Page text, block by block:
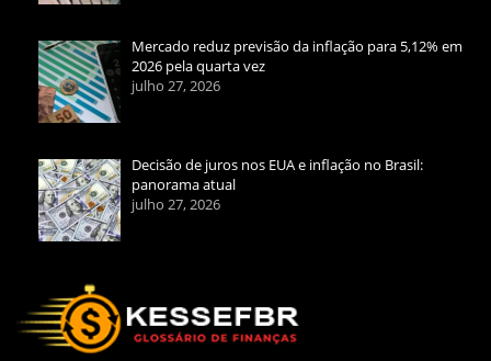
Mercado reduz previsão da inflação para 5,12% em
2026 pela quarta vez
julho 27, 2026
Decisão de juros nos EUA e inflação no Brasil:
panorama atual
julho 27, 2026